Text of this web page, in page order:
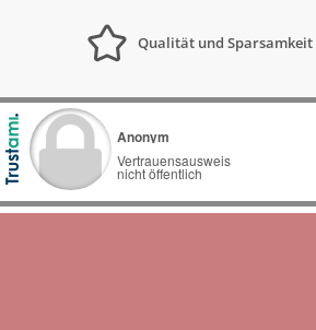
Qualität und Sparsamkeit